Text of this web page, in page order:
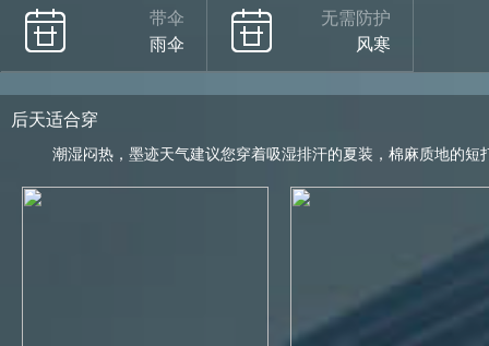
带伞
雨伞
无需防护
风寒
后天适合穿
潮湿闷热，墨迹天气建议您穿着吸湿排汗的夏装，棉麻质地的短